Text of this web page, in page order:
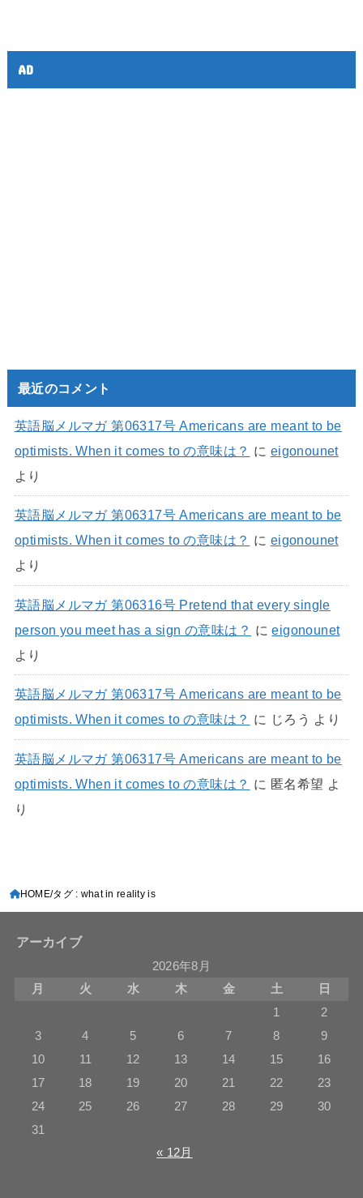
AD
最近のコメント
英語脳メルマガ 第06317号 Americans are meant to be
optimists. When it comes to の意味は？ に eigonounet
より
英語脳メルマガ 第06317号 Americans are meant to be
optimists. When it comes to の意味は？ に eigonounet
より
英語脳メルマガ 第06316号 Pretend that every single
person you meet has a sign の意味は？ にeigonounet
より
英語脳メルマガ 第06317号 Americans are meant to be
optimists. When it comes to の意味は？ に じろう より
英語脳メルマガ 第06317号 Americans are meant to be
optimists. When it comes to の意味は？ に 匿名希望 よ
り
HOME タグ : what in reality is
アーカイブ
2026年8月
月
火 水 木 金 土
日
1
2
3
4 5 6 7 8
9
10
11 12 13 14 15
16
17
18 19 20 21 22
23
24
25 26 27 28 29
30
31
« 12月